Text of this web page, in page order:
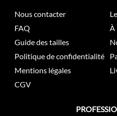
Nous contacter
FAQ
Guide des tailles
Politique de confidentialité
Mentions légales
CGV
À